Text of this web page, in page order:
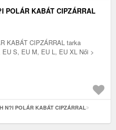
POLÁR KABÁT CIPZÁRRAL
KABÁT CIPZÁRRAL tarka
S, EU M, EU L, EU XL Női >
N?I POLÁR KABÁT CIPZÁRRAL